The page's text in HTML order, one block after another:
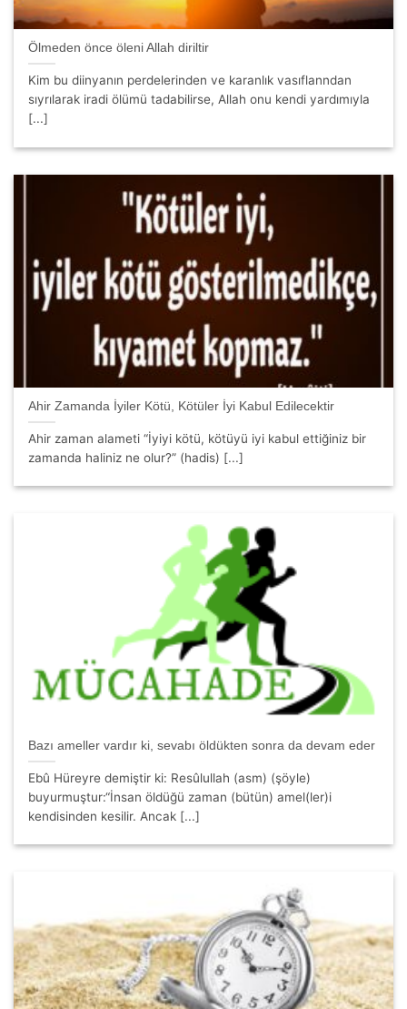
Ölmeden önce öleni Allah diriltir
Kim bu diinyanın perdelerinden ve karanlık vasıflanndan
sıyrılarak iradi ölümü tadabilirse, Allah onu kendi yardımıyla
[...]
Ahir Zamanda İyiler Kötü, Kötüler İyi Kabul Edilecektir
Ahir zaman alameti “İyiyi kötü, kötüyü iyi kabul ettiğiniz bir
zamanda haliniz ne olur?” (hadis) [...]
Bazı ameller vardır ki, sevabı öldükten sonra da devam eder
Ebû Hüreyre demiştir ki: Resûlullah (asm) (şöyle)
buyurmuştur:“İnsan öldüğü zaman (bütün) amel(ler)i
kendisinden kesilir. Ancak [...]